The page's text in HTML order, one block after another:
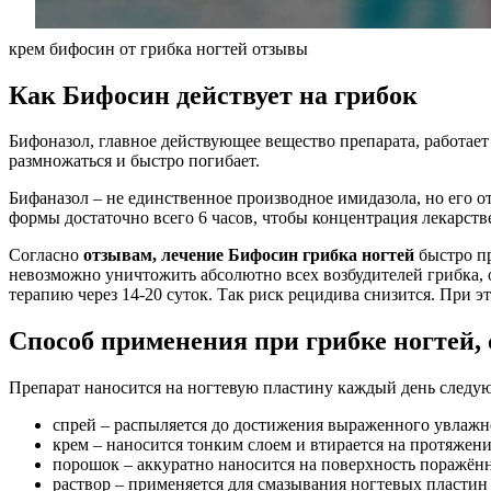
крем бифосин от грибка ногтей отзывы
Как Бифосин действует на грибок
Бифоназол, главное действующее вещество препарата,
размножаться и быстро погибает.
Бифаназол – не единственное производное имидазола, но его
формы достаточно всего 6 часов, чтобы концентрация
Согласно отзывам, лечение Бифосин грибка ногтей быстро
невозможно уничтожить абсолютно всех возбудителей
терапию через 14-20 суток. Так риск рецидива снизится. При
Способ применения при грибке ногтей,
Препарат наносится на ногтевую пластину каждый день
спрей – распыляется до достижения выраженного
крем – наносится тонким слоем и втирается на
порошок – аккуратно наносится на поверхность
раствор – применяется для смазывания ногтевых